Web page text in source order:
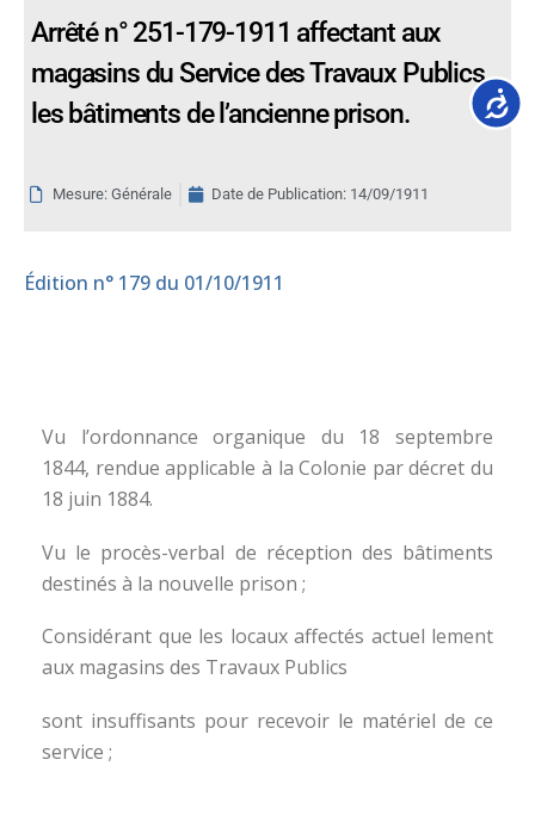
Arrêté n° 251-179-1911 affectant aux
magasins du Service des Travaux Publics
les bâtiments de l’ancienne prison.
Mesure: Générale Date de Publication: 14/09/1911
Édition n° 179 du 01/10/1911
Vu l’ordonnance organique du 18 septembre
1844, rendue applicable à la Colonie par décret du
18 juin 1884.
Vu le procès-verbal de réception des bâtiments
destinés à la nouvelle prison ;
Considérant que les locaux affectés actuel lement
aux magasins des Travaux Publics
sont insuffisants pour recevoir le matériel de ce
service ;